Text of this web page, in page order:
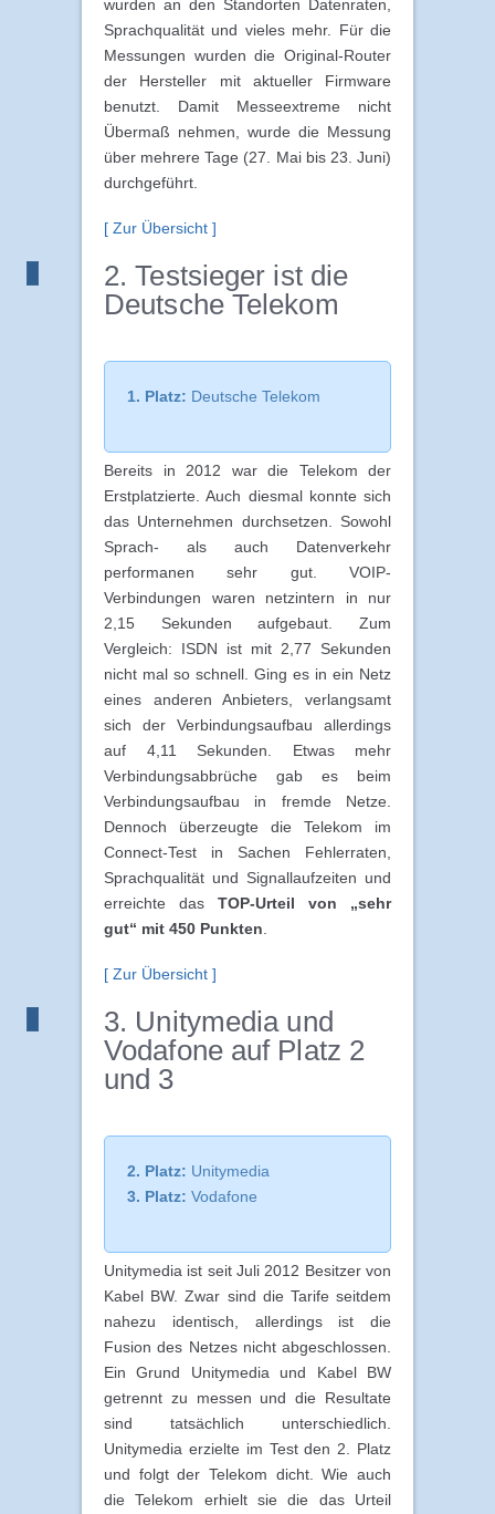
wurden an den Standorten Datenraten,
Sprachqualität und vieles mehr. Für die
Messungen wurden die Original-Router
der Hersteller mit aktueller Firmware
benutzt. Damit Messeextreme nicht
Übermaß nehmen, wurde die Messung
über mehrere Tage (27. Mai bis 23. Juni)
durchgeführt.
[ Zur Übersicht ]
2. Testsieger ist die
Deutsche Telekom
1. Platz: Deutsche Telekom
Bereits in 2012 war die Telekom der
Erstplatzierte. Auch diesmal konnte sich
das Unternehmen durchsetzen. Sowohl
Sprach- als auch Datenverkehr
performanen sehr gut. VOIP-
Verbindungen waren netzintern in nur
2,15 Sekunden aufgebaut. Zum
Vergleich: ISDN ist mit 2,77 Sekunden
nicht mal so schnell. Ging es in ein Netz
eines anderen Anbieters, verlangsamt
sich der Verbindungsaufbau allerdings
auf 4,11 Sekunden. Etwas mehr
Verbindungsabbrüche gab es beim
Verbindungsaufbau in fremde Netze.
Dennoch überzeugte die Telekom im
Connect-Test in Sachen Fehlerraten,
Sprachqualität und Signallaufzeiten und
erreichte das TOP-Urteil von „sehr
gut“ mit 450 Punkten
[ Zur Übersicht ]
3. Unitymedia und
Vodafone auf Platz 2
und 3
2. Platz: Unitymedia
3. Platz: Vodafone
Unitymedia ist seit Juli 2012 Besitzer von
Kabel BW. Zwar sind die Tarife seitdem
nahezu identisch, allerdings ist die
Fusion des Netzes nicht abgeschlossen.
Ein Grund Unitymedia und Kabel BW
getrennt zu messen und die Resultate
sind tatsächlich unterschiedlich.
Unitymedia erzielte im Test den 2. Platz
und folgt der Telekom dicht. Wie auch
die Telekom erhielt sie die das Urteil